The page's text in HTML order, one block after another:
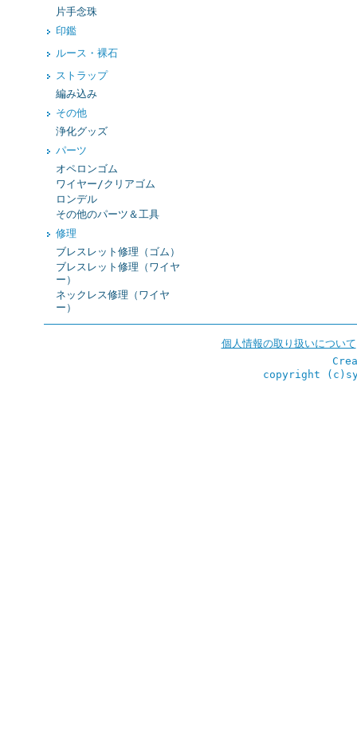
片手念珠
印鑑
ルース・裸石
ストラップ
編み込み
その他
浄化グッズ
パーツ
オペロンゴム
ワイヤー/クリアゴム
ロンデル
その他のパーツ＆工具
修理
ブレスレット修理（ゴム）
ブレスレット修理（ワイヤ
ー）
ネックレス修理（ワイヤ
ー）
個人情報の取り扱いについて
copyright